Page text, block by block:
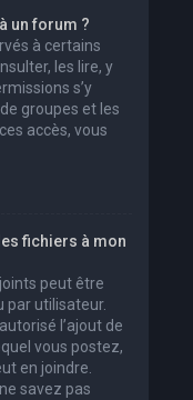
un forum ?
à certains
les lire, y
s’y
groupes et les
accès, vous
fichiers à mon
peut être
par utilisateur.
l’ajout de
vous postez,
en joindre.
savez pas